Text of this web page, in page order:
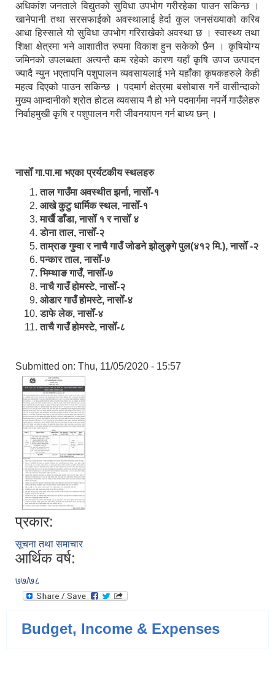
अधिकांश जनताले विद्युतको सुविधा उपभोग गरीरहेका पाउन सकिन्छ ।
खानेपानी तथा सरसफाईको अवस्थालाई हेर्दा कुल जनसंख्याको करिब
आधा हिस्साले यो सुविधा उपभोग गरिराखेको अवस्था छ । स्वास्थ्य तथा
शिक्षा क्षेत्रमा भने आशातीत रुपमा विकाश हुन सकेको छैन । कृषियोग्य
जमिनको उपलब्धता अत्यन्तै कम रहेको कारण यहाँ कृषि उपज उत्पादन
ज्यादै न्युन भएतापनि पशुपालन व्यवसायलाई भने यहाँका कृषकहरुले केही
महत्व दिएको पाउन सकिन्छ । पदमार्ग क्षेत्रमा बसोबास गर्ने वासीन्दाको
मुख्य आम्दानीको श्रोत होटल व्यवसाय नै हो भने पदमार्गमा नपर्ने गाउँलेहरु
निर्वाहमुखी कृषि र पशुपालन गरी जीवनयापन गर्न बाध्य छन् ।
नासोँ गा.पा.मा भएका प्रर्यटकीय स्थलहरु
ताल गाउँमा अवस्थीत झर्ना, नासोँ-१
आखे कुटु धार्मिक स्थल, नासोँ-१
मार्खै डाँडा, नासोँ १ र नासोँ ४
डाेना ताल, नासोँ-२
ताम्राङ गुम्वा र नाचै गाउँ जोडने झोलुङ्गे पुल(४१२ मि.), नासोँ -२
पन्कार ताल, नासोँ-७
भिम्थाङ गाउँ, नासोँ-७
नाचै गाउँ होमस्टे, नासोँ-२
ओ‍‍‌डार गाउँ होमस्टे, नासोँ-४
डाफे लेक, नासोँ-४
ताचै गाउँ होमस्टे, नासोँ-८
Submitted on: Thu, 11/05/2020 - 15:57
प्रकार:
सूचना तथा समाचार
आर्थिक वर्ष:
७७/७८
Budget, Income & Expenses